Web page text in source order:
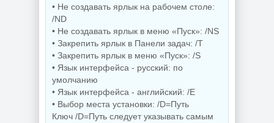
• Не создавать ярлык на рабочем столе:
/ND
• Не создавать ярлык в меню «Пуск»: /NS
• Закрепить ярлык в Панели задач: /T
• Закрепить ярлык в меню «Пуск»: /S
• Язык интерфейса - русский: по
умолчанию
• Язык интерфейса - английский: /E
• Выбор места установки: /D=Путь
Ключ /D=Путь следует указывать самым